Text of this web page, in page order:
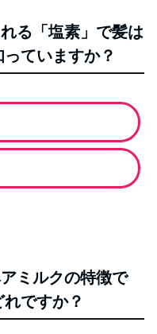
る「塩素」で髪は
ていますか？
ミルクの特徴で
ですか？